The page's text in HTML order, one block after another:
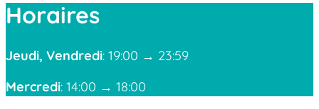
Horaires
Jeudi, Vendredi: 19:00 → 23:59
Mercredi: 14:00 → 18:00